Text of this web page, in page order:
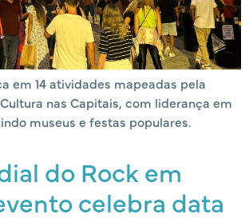
em 14 atividades mapeadas pela
nas Capitais, com liderança em
museus e festas populares.
do Rock em
celebra data